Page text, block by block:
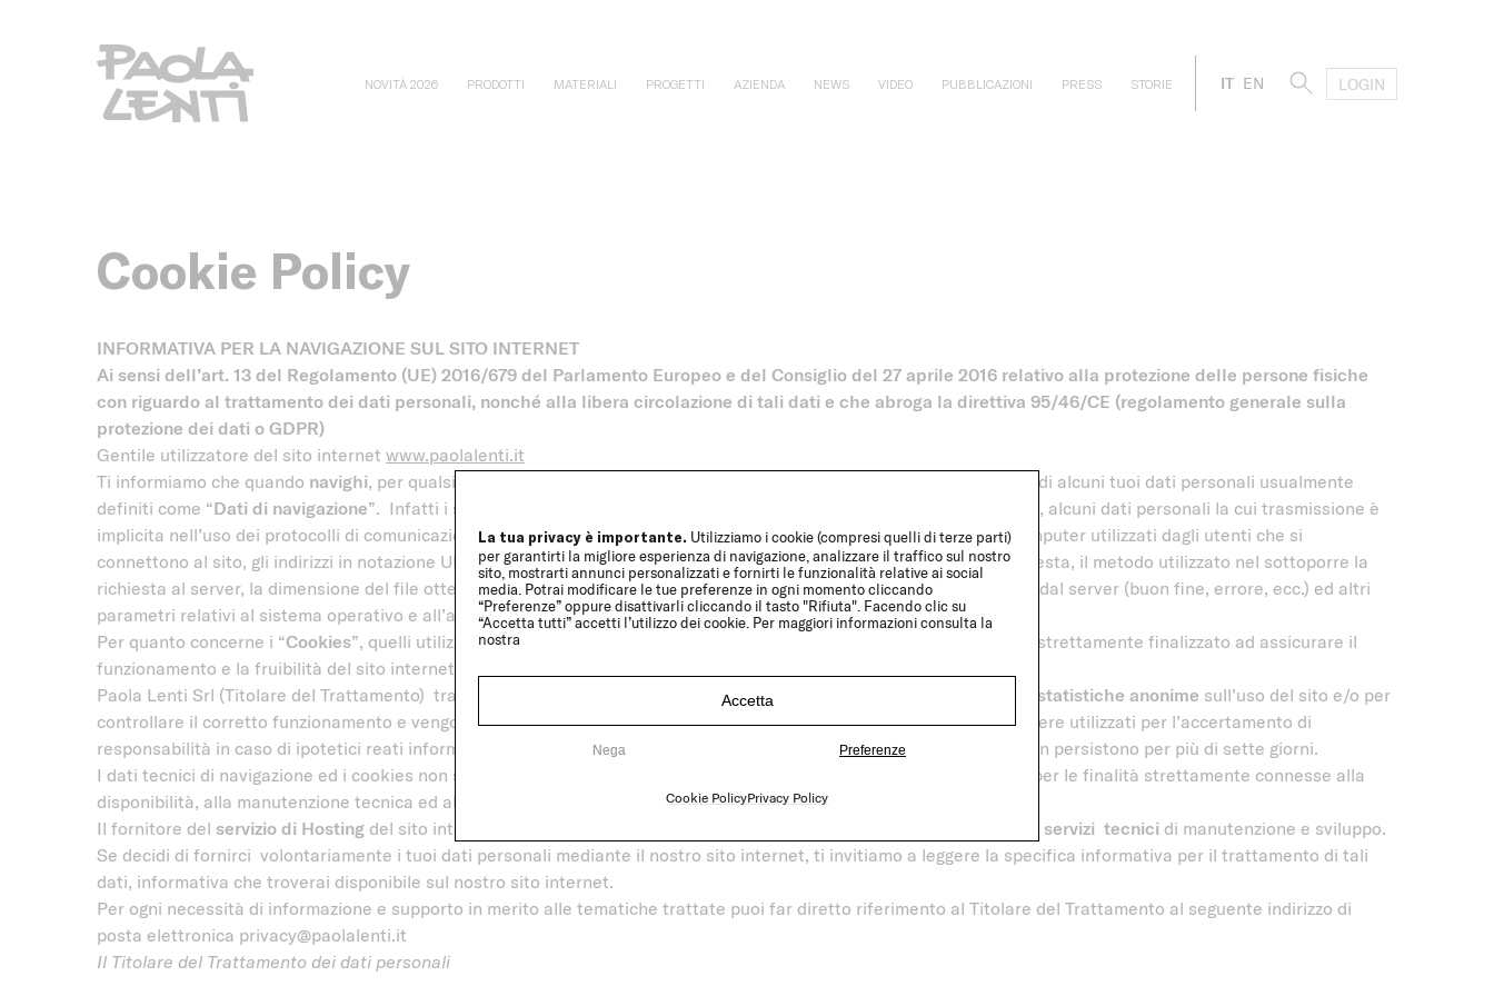
La tua privacy è importante. Utilizziamo i cookie (compresi quelli di terze parti)
per garantirti la migliore esperienza di navigazione, analizzare il traffico sul nostro
sito, mostrarti annunci personalizzati e fornirti le funzionalità relative ai social
media. Potrai modificare le tue preferenze in ogni momento cliccando
“Preferenze” oppure disattivarli cliccando il tasto "Rifiuta". Facendo clic su
“Accetta tutti” accetti l’utilizzo dei cookie. Per maggiori informazioni consulta la
nostra
Accetta
Nega Preferenze
Cookie PolicyPrivacy Policy
NOVITÀ 2026 PRODOTTI MATERIALI PROGETTI AZIENDA NEWS VIDEO PUBBLICAZIONI PRESS STORIE IT EN LOGIN
Cookie Policy
INFORMATIVA PER LA NAVIGAZIONE SUL SITO INTERNET
Ai sensi dell’art. 13 del Regolamento (UE) 2016/679 del Parlamento Europeo e del Consiglio del 27 aprile 2016 relativo alla protezione delle persone fisiche
con riguardo al trattamento dei dati personali, nonché alla libera circolazione di tali dati e che abroga la direttiva 95/46/CE (regolamento generale sulla
protezione dei dati o GDPR)
Gentile utilizzatore del sito internet www.paolalenti.it
Ti informiamo che quando navighi, per qualsiasi motivo, sul nostro sito internet, accetti implicitamente il trattamento di alcuni tuoi dati personali usualmente
definiti come “Dati di navigazione”. Infatti i sistemi informatici possono acquisire nel corso del loro normale esercizio, alcuni dati personali la cui trasmissione è
implicita nell’uso dei protocolli di comunicazione di Internet. Il riferimento è agli indirizzi IP o ai nomi a dominio dei computer utilizzati dagli utenti che si
connettono al sito, gli indirizzi in notazione URI (Uniform Resource Identifier) delle risorse richieste, l’orario della richiesta, il metodo utilizzato nel sottoporre la
richiesta al server, la dimensione del file ottenuto in risposta, il codice numerico indicante lo stato della risposta data dal server (buon fine, errore, ecc.) ed altri
parametri relativi al sistema operativo e all’ambiente informatico dell’utente.
Per quanto concerne i “Cookies”, quelli utilizzati rientrano nella categoria dei cosiddetti “
” il cui uso è strettamente finalizzato ad assicurare il
funzionamento e la fruibilità del sito internet.
Paola Lenti Srl (Titolare del Trattamento) tratta i dati di navigazione ed i cookiesal solo fine di ricavare informazioni statistiche anonime sull’uso del sito e/o per
controllare il corretto funzionamento e vengono cancellati immediatamente dopo l’elaborazione. I dati potrebbero essere utilizzati per l’accertamento di
responsabilità in caso di ipotetici reati informatici ai danni del sito: salva questa eventualità, i dati sui contatti web non persistono per più di sette giorni.
I dati tecnici di navigazione ed i cookies non sono oggetto di diffusione e sono comunicati solo a fornitori di servizi IT per le finalità strettamente connesse alla
disponibilità, alla manutenzione tecnica ed allo sviluppo del sito internet.
Il fornitore del servizio di Hosting del sito internet fornitori di servizi tecnici di manutenzione e sviluppo.
Se decidi di fornirci volontariamente i tuoi dati personali mediante il nostro sito internet, ti invitiamo a leggere la specifica informativa per il trattamento di tali
dati, informativa che troverai disponibile sul nostro sito internet.
Per ogni necessità di informazione e supporto in merito alle tematiche trattate puoi far diretto riferimento al Titolare del Trattamento al seguente indirizzo di
posta elettronica privacy@paolalenti.it
Il Titolare del Trattamento dei dati personali